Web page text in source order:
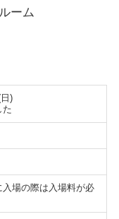
ーム
)
た
場の際は入場料が必